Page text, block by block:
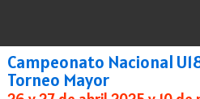
Campeonato Nacional
Torneo Mayor